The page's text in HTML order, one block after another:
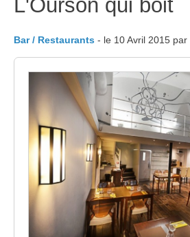
L'Ourson qui boit
Bar / Restaurants - le 10 Avril 2015 par